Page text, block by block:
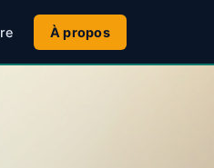
À propos